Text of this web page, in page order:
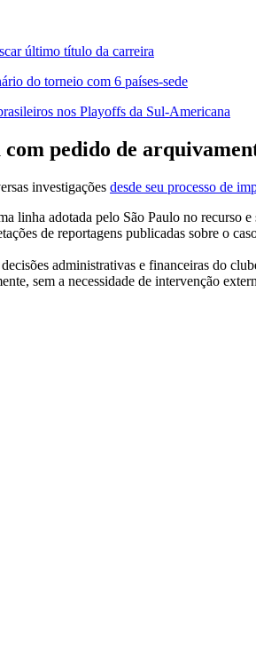
último título da carreira
do torneio com 6 países-sede
nos Playoffs da Sul-Americana
pedido de
investigações desde seu processo de
linha adotada pelo São Paulo no recurso
de reportagens publicadas sobre o
administrativas e financeiras do
sem a necessidade de intervenção